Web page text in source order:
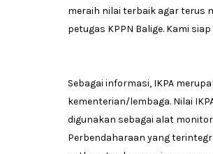
meraih nilai terbaik agar terus
petugas KPPN Balige. Kami
Sebagai informasi, IKPA
kementerian/lembaga. Nilai
digunakan sebagai alat
Perbendaharaan yang